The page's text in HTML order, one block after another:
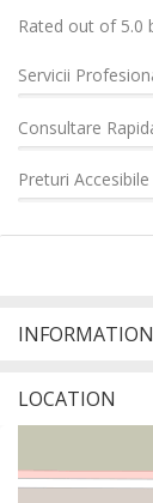
Rated out of 5.0
Servicii
Consultare
Preturi Accesibile
INFORMATION
LOCATION